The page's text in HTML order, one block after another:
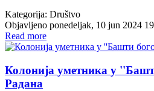
Kategorija: Društvo
Objavljeno ponedeljak, 10 jun 2024
Read more
Колонија уметника у
Радана